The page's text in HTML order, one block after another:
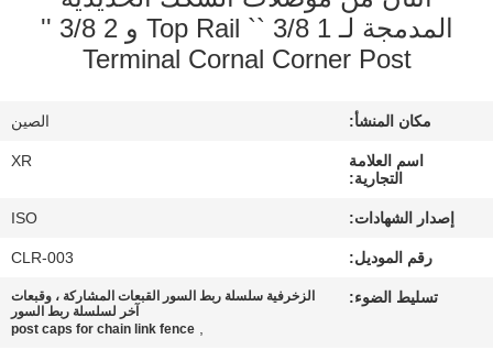
المعمل
مراقبة
اتصل
المدمجة لـ 1 3/8 `` Top Rail و 2 3/8 ''
Terminal Cornal Corner Post
مكان المنشأ: الصين
اسم العلامة
التجارية:
XR
إصدار الشهادات: ISO
رقم الموديل: CLR-003
تسليط الضوء:
الزخرفية سلسلة ربط السور القبعات المشاركة ، وقبعات
آخر لسلسلة ربط السور
,
post caps for chain link fence